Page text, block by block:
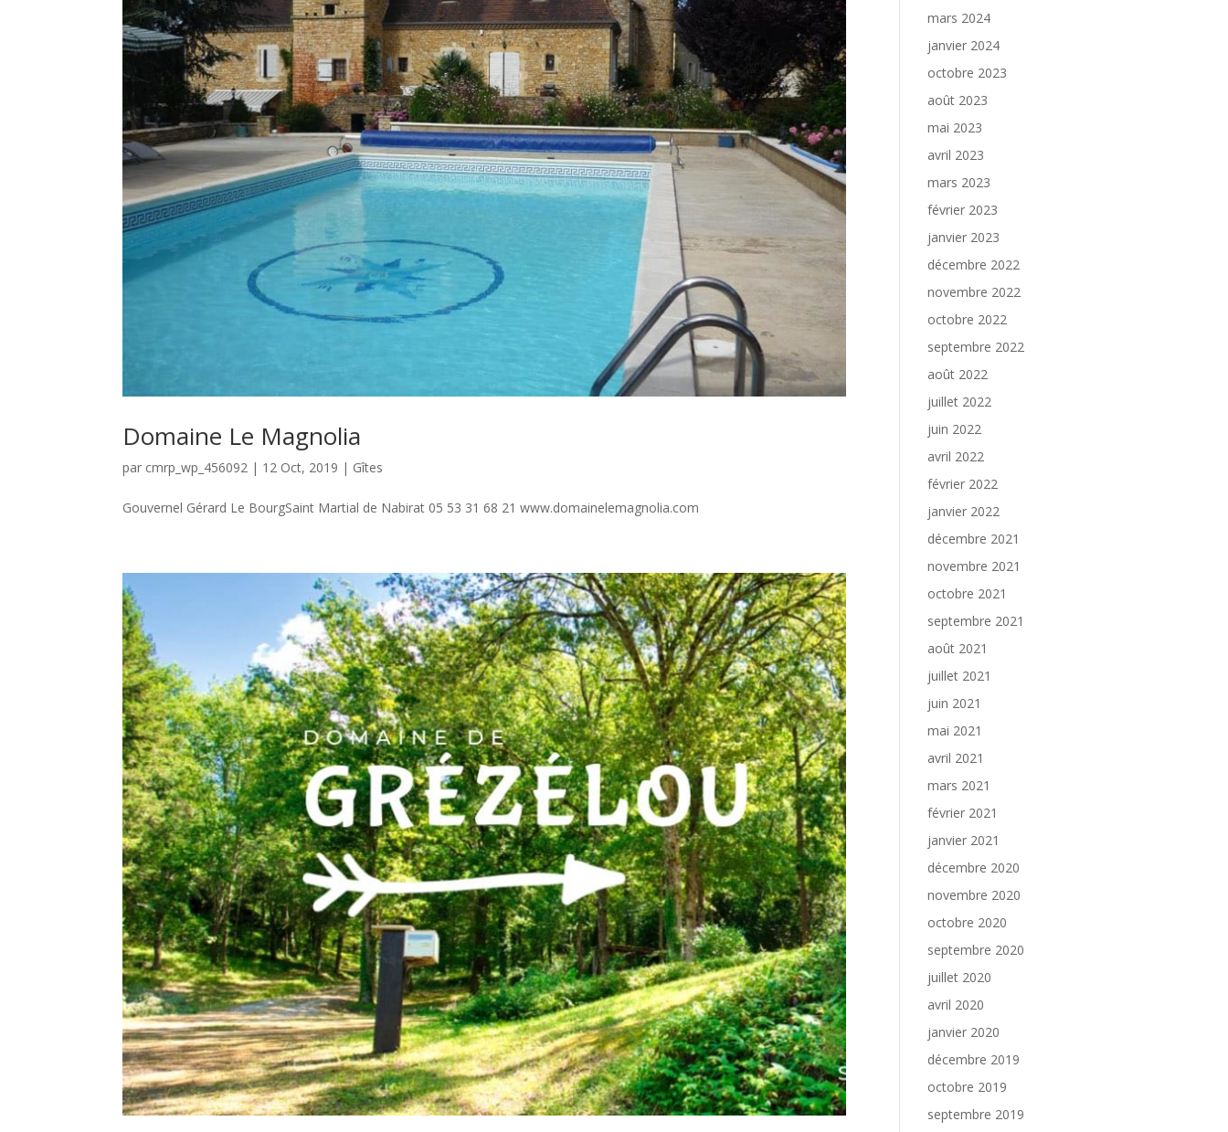
Domaine Le Magnolia
par cmrp_wp_456092 | 12 Oct, 2019 | Gîtes
Gouvernel Gérard Le BourgSaint Martial de Nabirat 05 53 31 68 21 www.domainelemagnolia.com
mars 2024
janvier 2024
octobre 2023
août 2023
mai 2023
avril 2023
mars 2023
février 2023
janvier 2023
décembre 2022
novembre 2022
octobre 2022
septembre 2022
août 2022
juillet 2022
juin 2022
avril 2022
février 2022
janvier 2022
décembre 2021
novembre 2021
octobre 2021
septembre 2021
août 2021
juillet 2021
juin 2021
mai 2021
avril 2021
mars 2021
février 2021
janvier 2021
décembre 2020
novembre 2020
octobre 2020
septembre 2020
juillet 2020
avril 2020
janvier 2020
décembre 2019
octobre 2019
septembre 2019